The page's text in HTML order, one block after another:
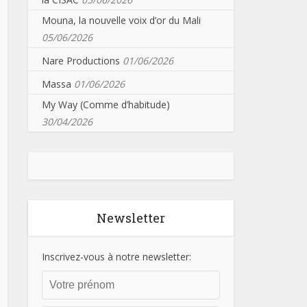
Mouna, la nouvelle voix d’or du Mali
05/06/2026
Nare Productions 01/06/2026
Massa 01/06/2026
My Way (Comme d’habitude)
30/04/2026
Newsletter
Inscrivez-vous à notre newsletter: